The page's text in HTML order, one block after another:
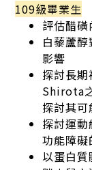
109級畢業生
評估醋
白藜蘆
影響
探討長
Shirota
探討其
探討運
功能障
以蛋白